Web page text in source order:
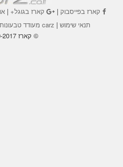
קארז בפייסבוק| קארז בגוגל+|
תנאי שימוש | carz מעודד טבעונות
© קארז 2010-2017